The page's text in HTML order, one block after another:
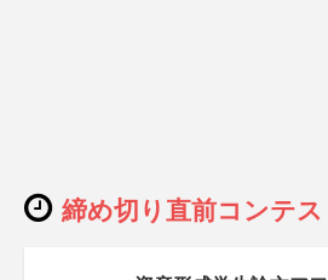
締め切り直前コンテス